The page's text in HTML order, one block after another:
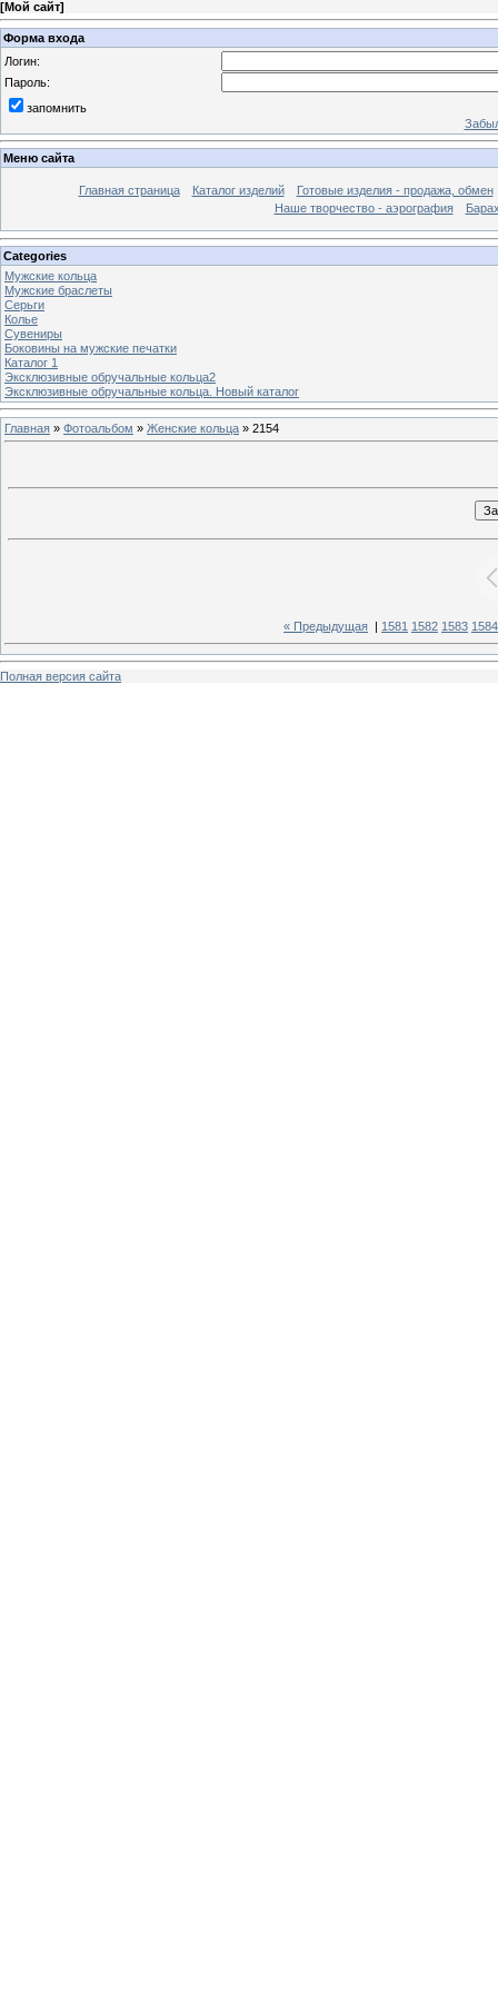
[Мой сайт]
Форма входа
Логин:
Пароль:
запомнить
Меню сайта
Главная страница Каталог изделий
Готовые изделия - продажа, обмен
Наше творчество - аэрография
Categories
Мужские кольца
Мужские браслеты
Серьги
Колье
Сувениры
Боковины на мужские печатки
Каталог 1
Эксклюзивные обручальные кольца2
Эксклюзивные обручальные кольца. Новый каталог
Главная » Фотоальбом » Женские кольца » 2154
« Предыдущая 1581 1582 1583 1584
Полная версия сайта